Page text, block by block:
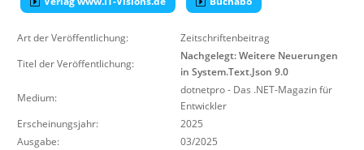
Über uns
Suche
Art der Veröffentlichung:
Zeitschriftenbeitrag
Titel der Veröffentlichung:
Nachgelegt: Weitere Neuerungen
in System.Text.Json 9.0
Medium:
dotnetpro - Das .NET-Magazin für
Entwickler
Erscheinungsjahr:
2025
Ausgabe:
03/2025